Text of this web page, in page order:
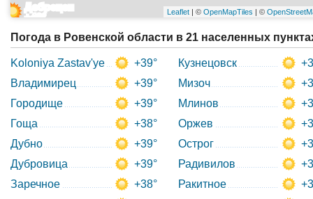
Дебрецен
+40°
Leaflet | ©OpenMapTiles | ©
Погода в Ровенской области в 21 населенных
Koloniya Zastav'ye
+39°
Владимирец
+39°
Городище
+39°
Гоща
+38°
Дубно
+39°
Дубровица
+39°
Заречное
+38°
Кузнецовск
Мизоч
Млинов
Оржев
Острог
Радивилов
Ракитное